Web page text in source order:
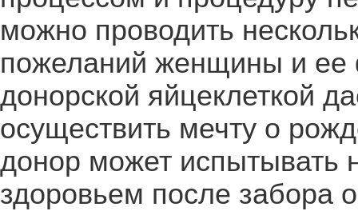
можно проводить
пожеланий женщины и ее
донорской яйцеклеткой
осуществить мечту о
донор может испытывать
здоровьем после забора